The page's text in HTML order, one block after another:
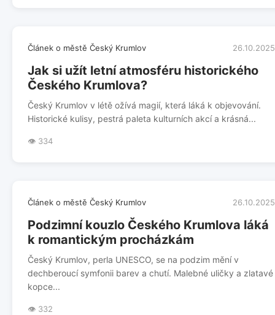
Článek o městě Český Krumlov 26.10.2025
Jak si užít letní atmosféru historického
Českého Krumlova?
Český Krumlov v létě ožívá magií, která láká k objevování.
Historické kulisy, pestrá paleta kulturních akcí a krásná...
👁️ 334
Článek o městě Český Krumlov 26.10.2025
Podzimní kouzlo Českého Krumlova láká
k romantickým procházkám
Český Krumlov, perla UNESCO, se na podzim mění v
dechberoucí symfonii barev a chutí. Malebné uličky a zlatavé
kopce...
👁️ 332